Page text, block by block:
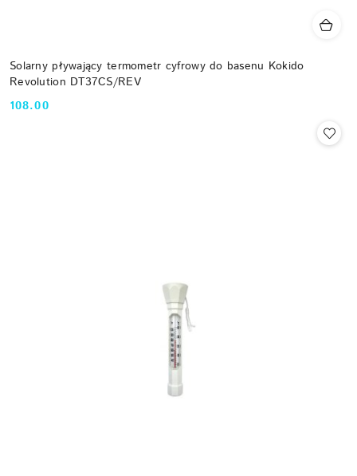
Solarny pływający termometr cyfrowy do basenu Kokido
Revolution DT37CS/REV
Cena:
108.00